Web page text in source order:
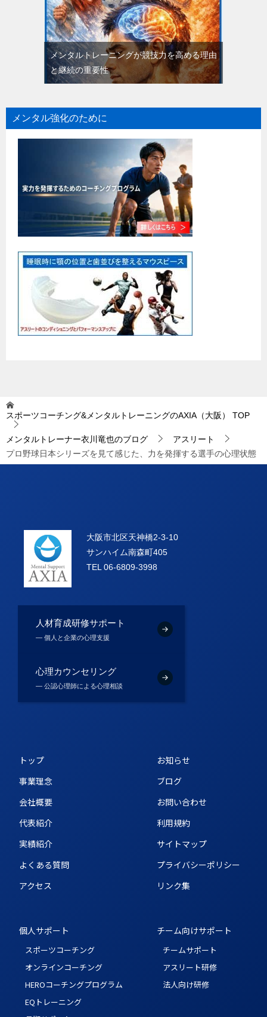
メンタルトレーニングが競技力を高める理由
と継続の重要性
メンタル強化のために
スポーツコーチング&メンタルトレーニングのAXIA（大阪） TOP
メンタルトレーナー衣川竜也のブログ
アスリート
プロ野球日本シリーズを見て感じた、力を発揮する選手の心理状態
大阪市北区天神橋2-3-10
サンハイム南森町405
TEL 06-6809-3998
人材育成研修サポート
― 個人と企業の心理支援
心理カウンセリング
― 公認心理師による心理相談
トップ
事業理念
会社概要
代表紹介
実績紹介
よくある質問
アクセス
お知らせ
ブログ
お問い合わせ
利用規約
サイトマップ
プライバシーポリシー
リンク集
個人サポート
スポーツコーチング
オンラインコーチング
HEROコーチングプログラム
EQトレーニング
チーム向けサポート
チームサポート
アスリート研修
法人向け研修